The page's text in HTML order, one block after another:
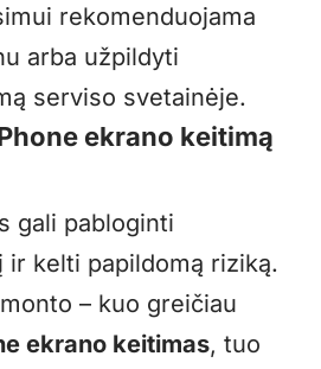
rekomenduojama
arba užpildyti
serviso svetainėje.
ekrano keitimą
gali pabloginti
ir kelti papildomą riziką.
– kuo greičiau
ekrano keitimas, tuo